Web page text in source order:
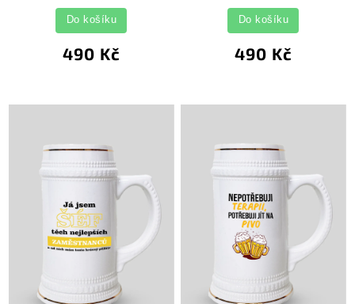
490 Kč
Do košíku
490 Kč
Do košíku